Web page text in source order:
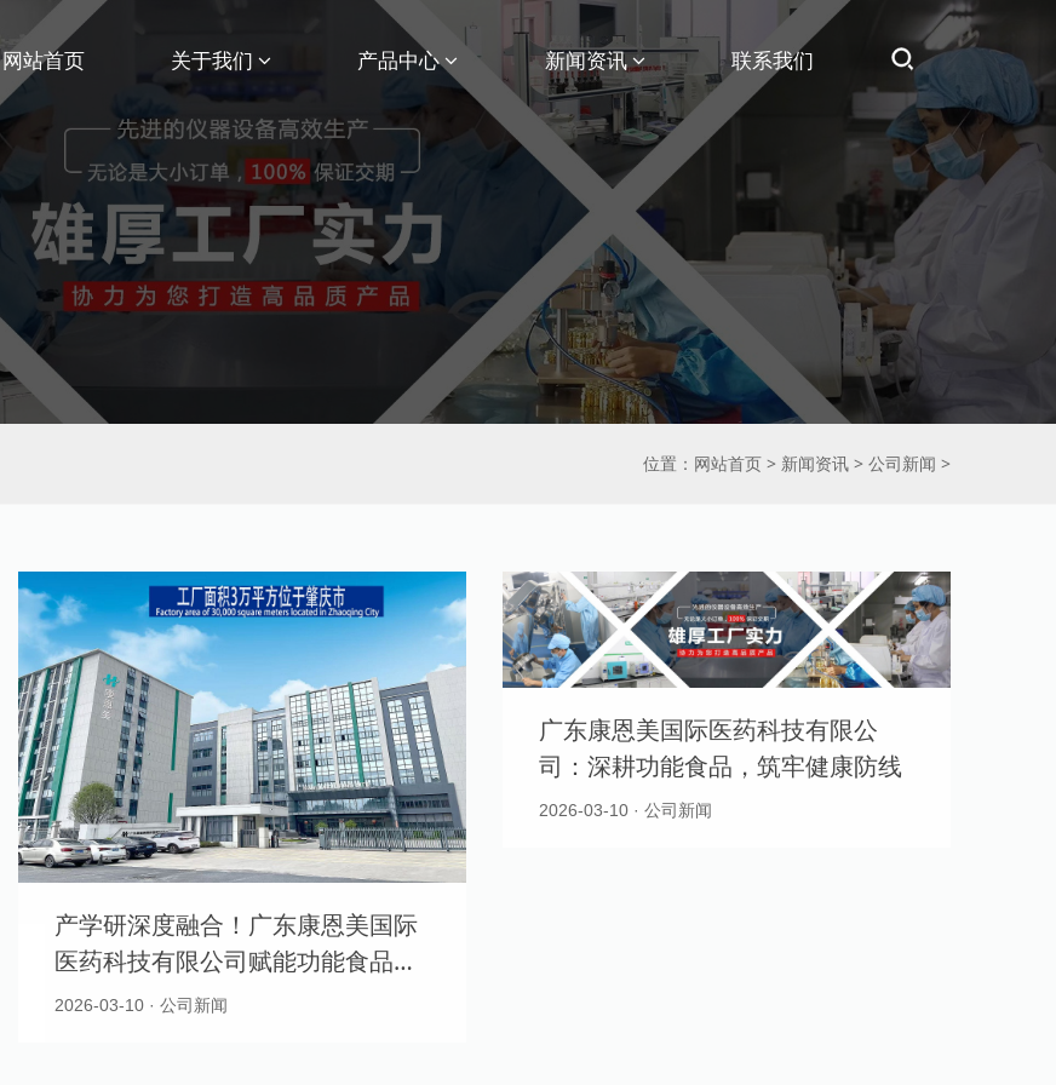
网站首页 关于我们 产品中心 新闻资讯 联系我们
位置： 网站首页 > 新闻资讯 > 公司新闻 >
产学研深度融合！广东康恩美国际
医药科技有限公司赋能功能食品创
新
2026-03-10 · 公司新闻
广东康恩美国际医药科技有限公
司：深耕功能食品，筑牢健康防线
2026-03-10 · 公司新闻